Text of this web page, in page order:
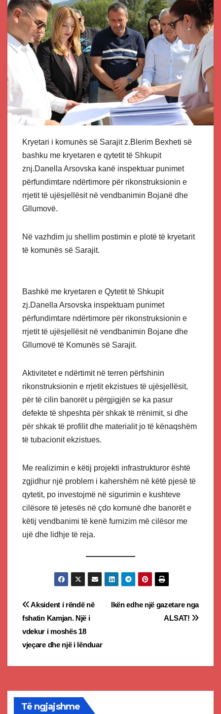
Kryetari i komunës së Sarajit z.Blerim Bexheti së
bashku me kryetaren e qytetit të Shkupit
znj.Danella Arsovska kanë inspektuar punimet
përfundimtare ndërtimore për rikonstruksionin e
rrjetit të ujësjellësit në vendbanimin Bojanë dhe
Gllumovë.
Në vazhdim ju shellim postimin e plotë të kryetarit
të komunës së Sarajit.
Bashkë me kryetaren e Qytetit të Shkupit
zj.Danella Arsovska inspektuam punimet
përfundimtare ndërtimore për rikonstruksionin e
rrjetit të ujësjellësit në vendbanimin Bojane dhe
Gllumovë të Komunës së Sarajit.
Aktivitetet e ndërtimit në terren përfshinin
rikonstruksionin e rrjetit ekzistues të ujësjellësit,
për të cilin banorët u përgjigjën se ka pasur
defekte të shpeshta për shkak të rrënimit, si dhe
për shkak të profilit dhe materialit jo të kënaqshëm
të tubacionit ekzistues.
Me realizimin e këtij projekti infrastrukturor është
zgjidhur një problem i kahershëm në këtë pjesë të
qytetit, po investojmë në sigurimin e kushteve
cilësore të jetesës në çdo komunë dhe banorët e
këtij vendbanimi të kenë furnizim më cilësor me
ujë dhe lidhje të reja.
Post
navigation
Ikën edhe një gazetare nga
ALSAT!
Aksident i rëndë në
fshatin Kamjan. Një i
vdekur i moshës 18
vjeçare dhe një i lënduar
Të ngjajshme